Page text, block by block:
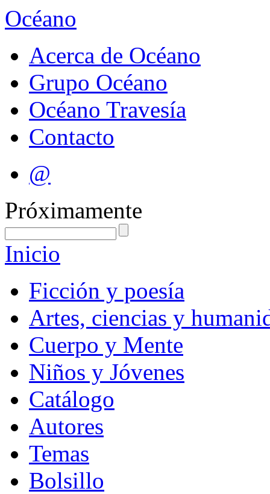
Océano
Acerca de Océano
Grupo Océano
Océano Travesía
Contacto
@
Próximamente
Inicio
Ficción y poesía
Artes, ciencias y
Cuerpo y Mente
Niños y Jóvenes
Catálogo
Autores
Temas
Bolsillo